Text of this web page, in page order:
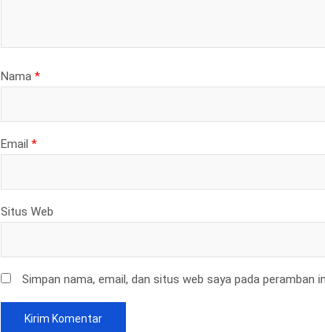
Nama *
Email *
Situs Web
Simpan nama, email, dan situs web saya pada peramban